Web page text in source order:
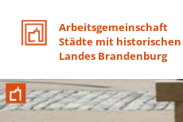
Arbeitsgemeinschaft
Städte mit historischen
Landes Brandenburg